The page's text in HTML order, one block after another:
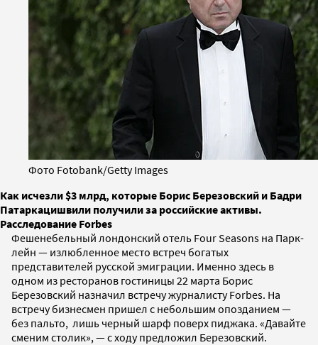
Фото Fotobank/Getty Images
Как исчезли $3 млрд, которые Борис Березовский и Бадри
Патаркацишвили получили за российские активы.
Расследование Forbes
Фешенебельный лондонский отель Four Seasons на Парк-
лейн — излюбленное место встреч богатых
представителей русской эмиграции. Именно здесь в
одном из ресторанов гостиницы 22 марта Борис
Березовский назначил встречу журналисту Forbes. На
встречу бизнесмен пришел с небольшим опозданием —
без пальто, лишь черный шарф поверх пиджака. «Давайте
сменим столик», — с ходу предложил Березовский.